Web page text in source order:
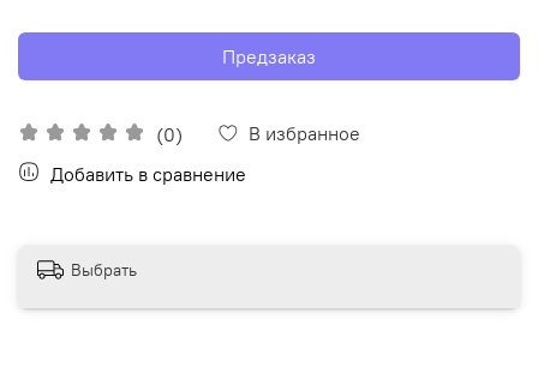
(0)
В избранное
Добавить в сравнение
Предзаказ
Выбрать